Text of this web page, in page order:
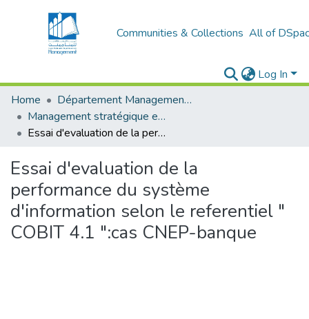
Communities & Collections All of
Log In
Home
Département Management stratégique et système
Management stratégique et système d’information (MSSI)
Essai d'evaluation de la performance du système d'information selon le referentiel " COBIT 4.1 ":cas CNEP-banque
Essai d'evaluation de la
performance du système
d'information selon le referentiel "
COBIT 4.1 ":cas CNEP-banque